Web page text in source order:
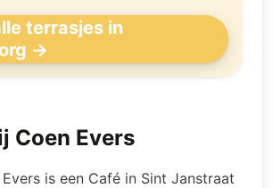
terrasjes in
→
Coen Evers
is een Café in Sint Janstraat